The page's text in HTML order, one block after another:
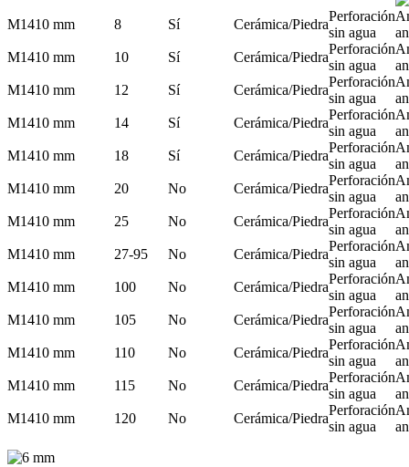
M1410 mm 8 Sí Cerámica/Piedra
Perforación
sin agua
M1410 mm 10 Sí Cerámica/Piedra
Perforación
sin agua
M1410 mm 12 Sí Cerámica/Piedra
Perforación
sin agua
M1410 mm 14 Sí Cerámica/Piedra
Perforación
sin agua
M1410 mm 18 Sí Cerámica/Piedra
Perforación
sin agua
M1410 mm 20 No Cerámica/Piedra
Perforación
sin agua
M1410 mm 25 No Cerámica/Piedra
Perforación
sin agua
M1410 mm 27-95 No Cerámica/Piedra
Perforación
sin agua
M1410 mm 100 No Cerámica/Piedra
Perforación
sin agua
M1410 mm 105 No Cerámica/Piedra
Perforación
sin agua
M1410 mm 110 No Cerámica/Piedra
Perforación
sin agua
M1410 mm 115 No Cerámica/Piedra
Perforación
sin agua
M1410 mm 120 No Cerámica/Piedra
Perforación
sin agua